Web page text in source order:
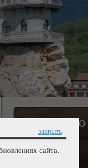
МЕНЮ
Главная страница
закрыть
сайта.